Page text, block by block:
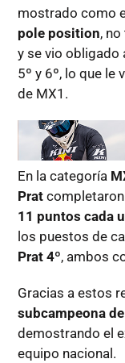
mostrado como
pole position,
y se vio obligado
5º y 6º, lo que le
de MX1.
En la categoría
Pratcompletaron
11 puntos cada
los puestos de
Prat 4º, ambos
Gracias a estos
subcampeona
demostrando el
equipo nacional.